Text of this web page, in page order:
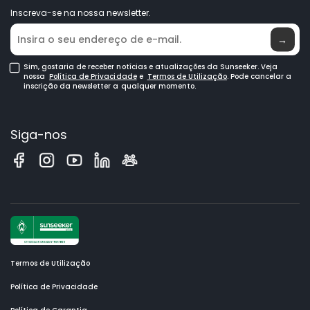
Onde Comprar
Inscreva-se na nossa newsletter.
→
Sim, gostaria de receber notícias e atualizações da Sunseeker. Veja
nossa Política de Privacidadee Termos de Utilização. Pode cancelar a
inscrição da newsletter a qualquer momento.
Siga-nos
Termos de Utilização
Política de Privacidade